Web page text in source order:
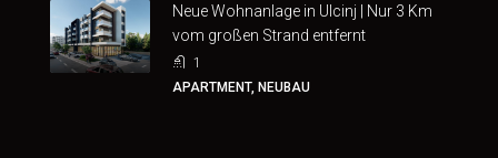
Neue Wohnanlage in Ulcinj | Nur 3 Km
vom großen Strand entfernt
1
APARTMENT, NEUBAU